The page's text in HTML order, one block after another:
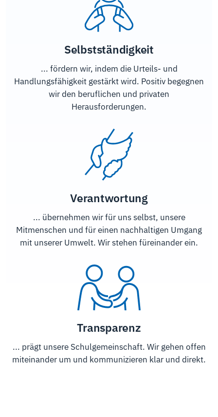
Selbstständigkeit
... fördern wir, indem die Urteils- und
Handlungsfähigkeit gestärkt wird. Positiv begegnen
wir den beruflichen und privaten
Herausforderungen.
Verantwortung
... übernehmen wir für uns selbst, unsere
Mitmenschen und für einen nachhaltigen Umgang
mit unserer Umwelt. Wir stehen füreinander ein.
Transparenz
... prägt unsere Schulgemeinschaft. Wir gehen offen
miteinander um und kommunizieren klar und direkt.